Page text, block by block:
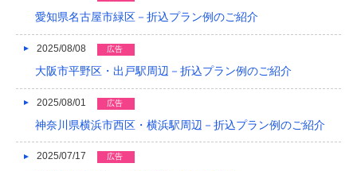
2018/04
2018/03
2018/02
2018/01
2017/12
2017/11
愛知県名古屋市緑区－折込プラン例のご紹介
2025/08/08 広告
大阪市平野区・出戸駅周辺－折込プラン例のご紹介
2025/08/01 広告
神奈川県横浜市西区・横浜駅周辺－折込プラン例のご紹介
2025/07/17 広告